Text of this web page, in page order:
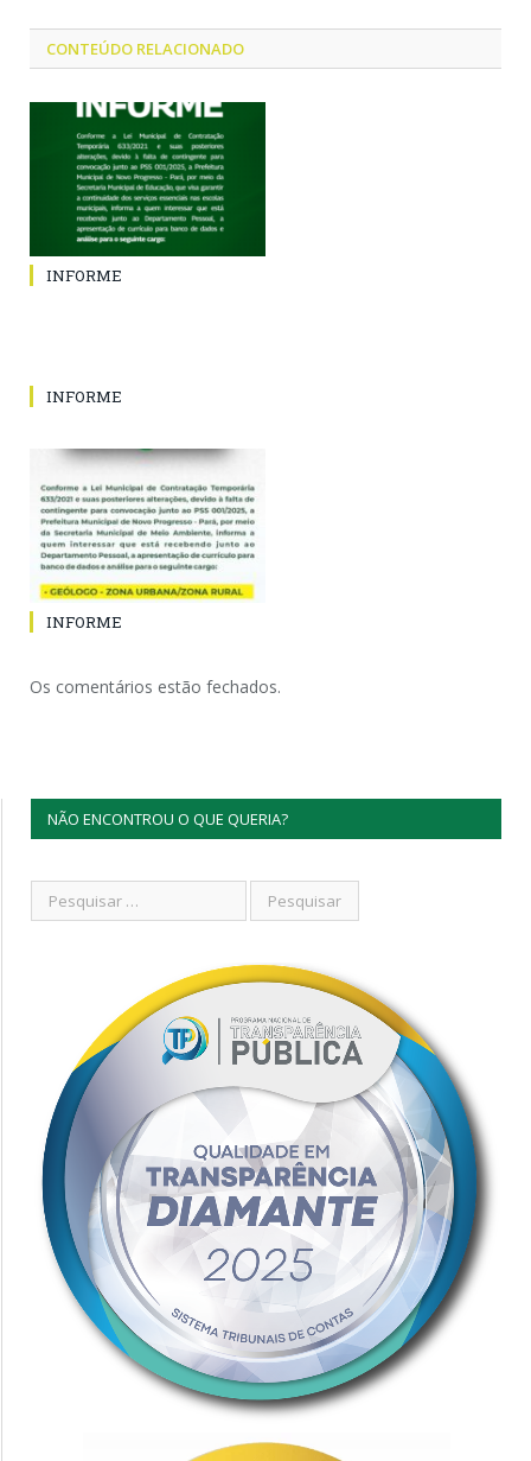
CONTEÚDO RELACIONADO
INFORME
INFORME
INFORME
Os comentários estão fechados.
NÃO ENCONTROU O QUE QUERIA?